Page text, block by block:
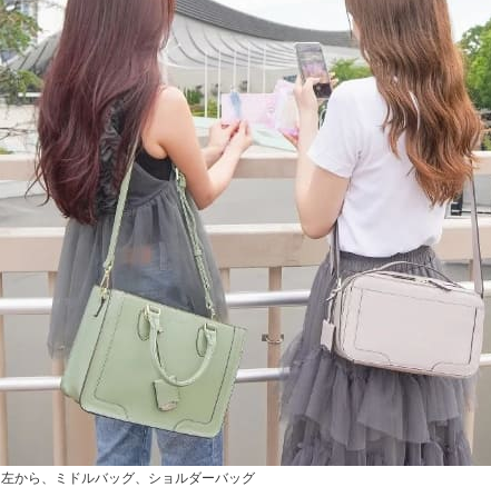
左から、ミドルバッグ、ショルダーバッグ